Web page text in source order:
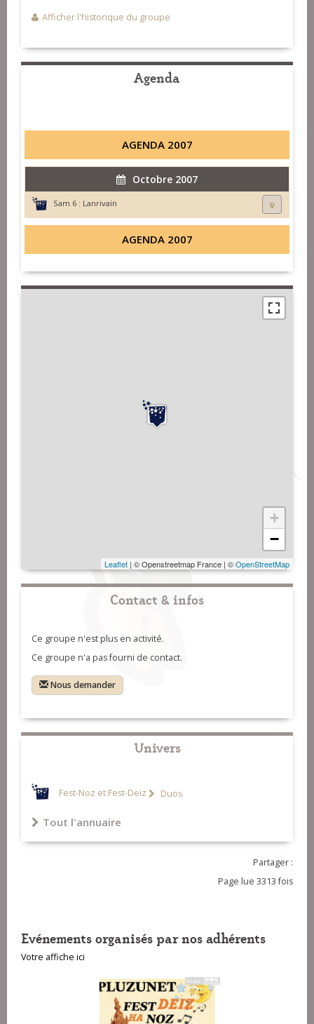
Afficher l'historique du groupe
Agenda
AGENDA 2007
Octobre 2007
Sam 6 : Lanrivain
AGENDA 2007
+
−
Leaflet | © Openstreetmap France | ©OpenStreetMap
Contact & infos
Ce groupe n'est plus en activité.
Ce groupe n'a pas fourni de contact.
Nous demander
Univers
Fest-Noz et Fest-Deiz Duos
Tout l'annuaire
Partager :
Page lue 3313 fois
Evénements organisés par nos adhérents
Votre affiche ici